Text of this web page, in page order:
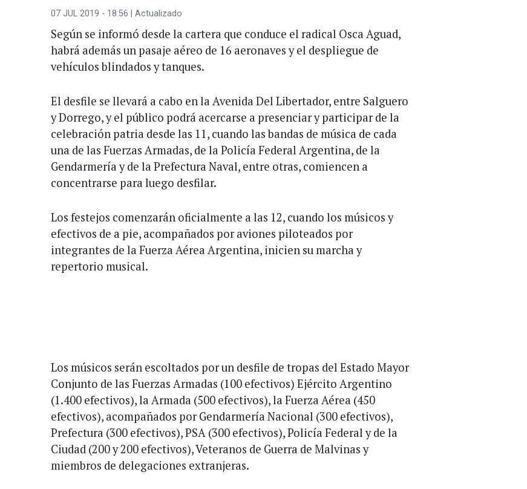
07 JUL 2019 - 18:56 | Actualizado
Según se informó desde la cartera que conduce el radical Osca Aguad,
habrá además un pasaje aéreo de 16 aeronaves y el despliegue de
vehículos blindados y tanques.
El desfile se llevará a cabo en la Avenida Del Libertador, entre Salguero
y Dorrego, y el público podrá acercarse a presenciar y participar de la
celebración patria desde las 11, cuando las bandas de música de cada
una de las Fuerzas Armadas, de la Policía Federal Argentina, de la
Gendarmería y de la Prefectura Naval, entre otras, comiencen a
concentrarse para luego desfilar.
Los festejos comenzarán oficialmente a las 12, cuando los músicos y
efectivos de a pie, acompañados por aviones piloteados por
integrantes de la Fuerza Aérea Argentina, inicien su marcha y
repertorio musical.
Los músicos serán escoltados por un desfile de tropas del Estado Mayor
Conjunto de las Fuerzas Armadas (100 efectivos) Ejército Argentino
(1.400 efectivos), la Armada (500 efectivos), la Fuerza Aérea (450
efectivos), acompañados por Gendarmería Nacional (300 efectivos),
Prefectura (300 efectivos), PSA (300 efectivos), Policía Federal y de la
Ciudad (200 y 200 efectivos), Veteranos de Guerra de Malvinas y
miembros de delegaciones extranjeras.